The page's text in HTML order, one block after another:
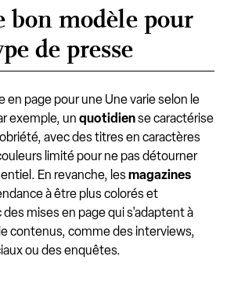
bon modèle pour
de presse
en page pour une Une varie selon le
exemple, un quotidiense caractérise
avec des titres en caractères
limité pour ne pas détourner
En revanche, lesmagazines
à être plus colorés et
mises en page qui s'adaptent à
contenus, comme des interviews,
ou des enquêtes.